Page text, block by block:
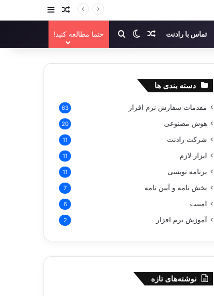
نوشته تصادفی
تماس با رادنت نوشته تصادفی
تغییر پوسته
جستجو برای
حتما مطالعه کنید!
دسته بندی ها
مقدمات سفارش نرم افزار 63
هوش مصنوعی 20
شرکت رادنت 11
ابزار لازم 11
برنامه نویسی 11
بخش نامه و آیین نامه 7
امنیت 6
آموزش نرم افزار 2
نوشته‌های تازه